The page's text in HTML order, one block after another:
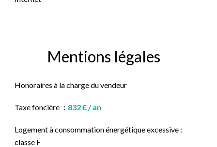
Mentions légales
Honoraires à la charge du vendeur
Taxe foncière 832 € / an
Logement à consommation énergétique excessive :
classe F